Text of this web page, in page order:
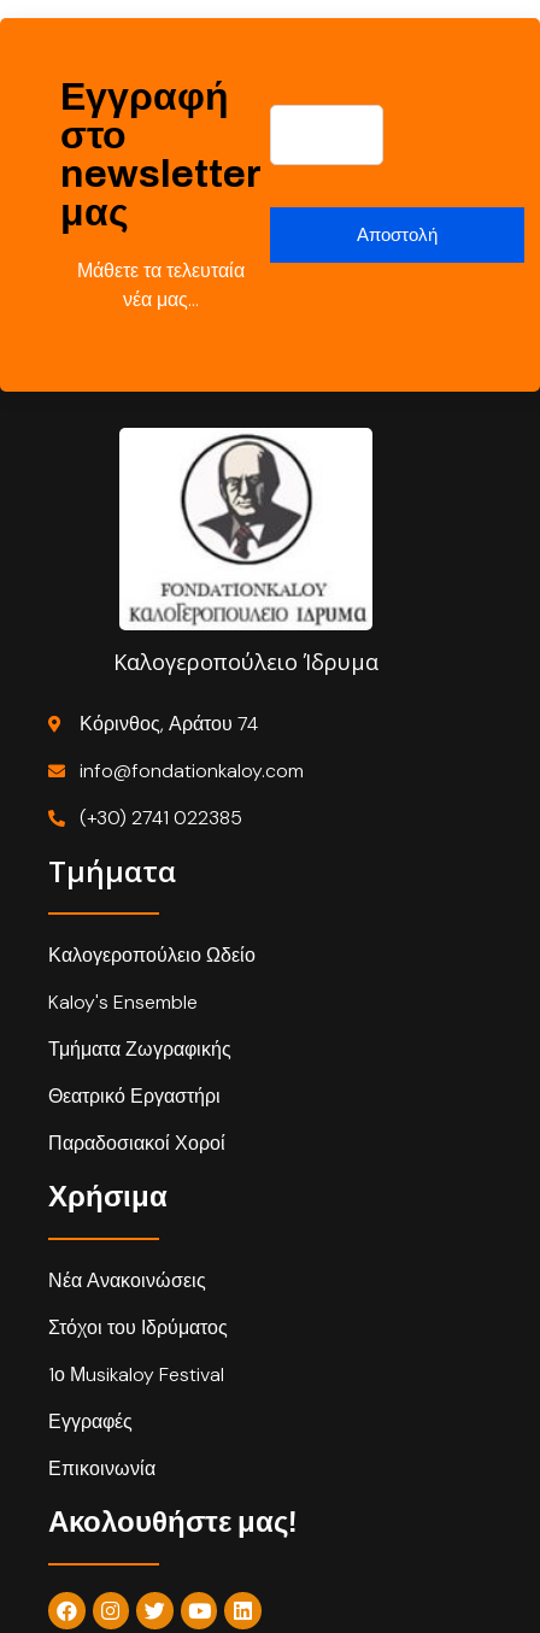
Εγγραφή
στο
newsletter
μας
Μάθετε τα τελευταία
νέα μας…
Καλογεροπούλειο Ίδρυμα
Κόρινθος, Αράτου 74
info@fondationkaloy.com
(+30) 2741 022385
Τμήματα
Καλογεροπούλειο Ωδείο
Kaloy's Ensemble
Τμήματα Ζωγραφικής
Θεατρικό Εργαστήρι
Παραδοσιακοί Χοροί
Χρήσιμα
Νέα Ανακοινώσεις
Στόχοι του Ιδρύματος
1ο Μusikaloy Festival
Εγγραφές
Επικοινωνία
Ακολουθήστε μας!